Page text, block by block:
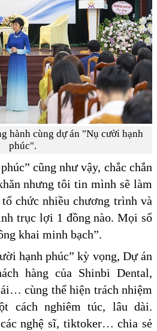
hành cùng dự án "Nụ cười hạnh
phúc".
cũng như vậy, chắc chắn
nhưng tôi tin mình sẽ làm
chức nhiều chương trình và
trục lợi 1 đồng nào. Mọi số
khai minh bạch”.
hạnh phúc” kỳ vọng, Dự án
hàng của Shinbi Dental,
cùng thể hiện trách nhiệm
cách nghiêm túc, lâu dài.
nghệ sĩ, tiktoker… chia sẻ